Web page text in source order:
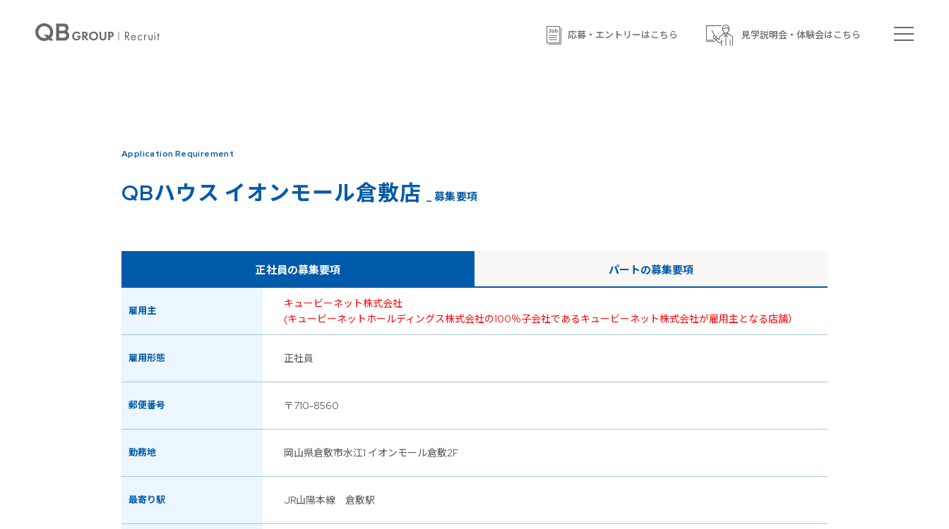
応募・エントリーはこちら 見学説明会・体験会はこちら
: Undefined array key 3 in/home/qbhouse/qb-recruit.com/public_html/wp-content/themes/qb/single-shop_recruit.php on line 93
Application Requirement
QBハウス イオンモール倉敷店 _ 募集要項
正社員の募集要項 パートの募集要項
雇用主
キュービーネット株式会社
(キュービーネットホールディングス株式会社の100％子会社であるキュービーネット株式会社が雇用主となる店舗）
雇用形態 正社員
郵便番号 〒710-8560
勤務地 岡山県倉敷市水江1 イオンモール倉敷2F
最寄り駅 JR山陽本線 倉敷駅